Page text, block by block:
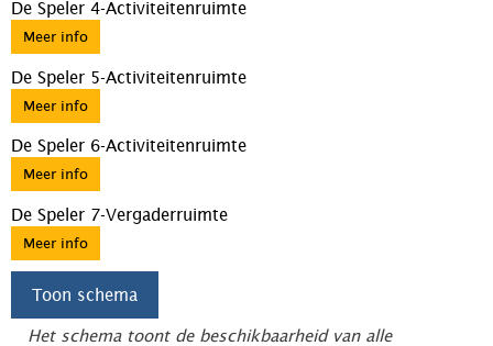
De Speler 4-Activiteitenruimte
Meer info
De Speler 5-Activiteitenruimte
Meer info
De Speler 6-Activiteitenruimte
Meer info
De Speler 7-Vergaderruimte
Meer info
Toon schema
Het schema toont de beschikbaarheid van alle